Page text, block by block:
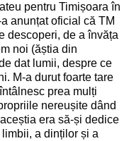
pentru Timi
anunțat oficial că TM
descoperi, de a învăța
noi (ăștia din
dat lumii, despre ce
M-a durut foarte tare
prea mulți
nereușite dând
era să-și dedice
a dinților și a